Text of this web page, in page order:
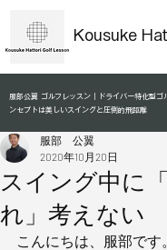
Kousuke
服部公翼 ゴルフレッスン｜ドライバー特化型
ンセプトは美しいスイングと圧倒的飛距離
スイング中に
れ」考えない
服部 公翼
2020年10月20日
こんにちは、服部です。